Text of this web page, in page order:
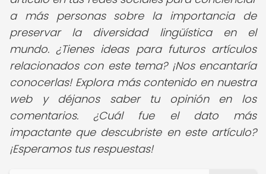
a más personas sobre la importancia de
preservar la diversidad lingüística en el
mundo. ¿Tienes ideas para futuros artículos
relacionados con este tema? ¡Nos encantaría
conocerlas! Explora más contenido en nuestra
web y déjanos saber tu opinión en los
comentarios. ¿Cuál fue el dato más
impactante que descubriste en este artículo?
¡Esperamos tus respuestas!